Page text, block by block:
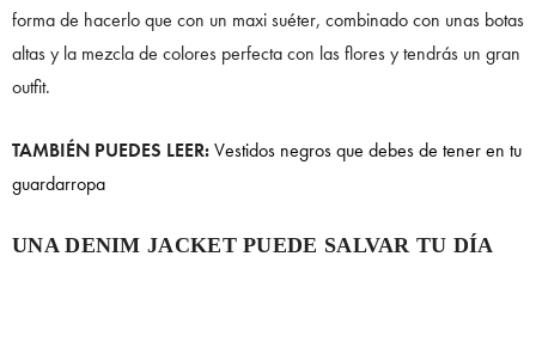
forma de hacerlo que con un maxi suéter, combinado con unas botas
altas y la mezcla de colores perfecta con las flores y tendrás un gran
outfit.
TAMBIÉN PUEDES LEER:Vestidos negros que debes de tener en tu
guardarropa
UNA DENIM JACKET PUEDE SALVAR TU DÍA